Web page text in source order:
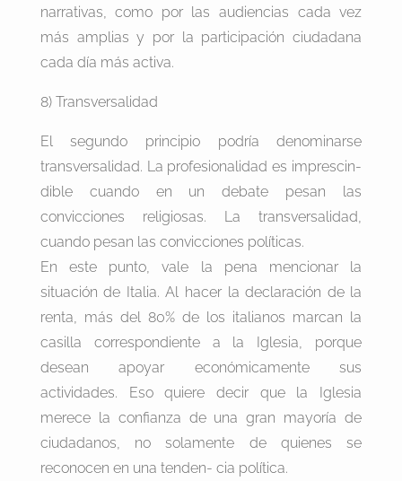
narrativas, como por las audiencias cada vez
más amplias y por la participación ciudadana
cada día más activa.
8) Transversalidad
El segundo principio podría denominarse
transversalidad. La profesionalidad es imprescin-
dible cuando en un debate pesan las
convicciones religiosas. La transversalidad,
cuando pesan las convicciones políticas.
En este punto, vale la pena mencionar la
situación de Italia. Al hacer la declaración de la
renta, más del 80% de los italianos marcan la
casilla correspondiente a la Iglesia, porque
desean apoyar económicamente sus
actividades. Eso quiere decir que la Iglesia
merece la confianza de una gran mayoría de
ciudadanos, no solamente de quienes se
reconocen en una tenden- cia política.